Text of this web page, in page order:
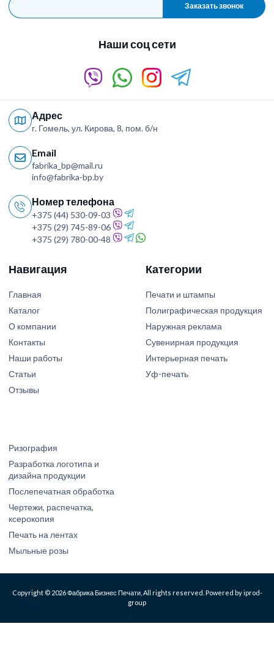
Заказать звонок
Наши соц сети
Адрес
г. Гомель, ул. Кирова, 8, пом. б/н
Email
fabrika_bp@mail.ru
info@fabrika-bp.by
Номер телефона
+375 (44) 530-09-03
+375 (29) 745-89-06
+375 (29) 780-00-48
Навигация
Главная
Каталог
О компании
Контакты
Наши работы
Статьи
Отзывы
Категории
Печати и штампы
Полиграфическая продукция
Наружная реклама
Сувенирная продукция
Интерьерная печать
Уф-печать
Ризография
Разработка логотипа и
дизайна продукции
Послепечатная обработка
Чертежи, распечатка,
ксерокопия
Печать на лентах
Мыльные розы
Copyright © 2026 Фабрика Бизнес Печати, All rights reserved. Powered by iprod-
group